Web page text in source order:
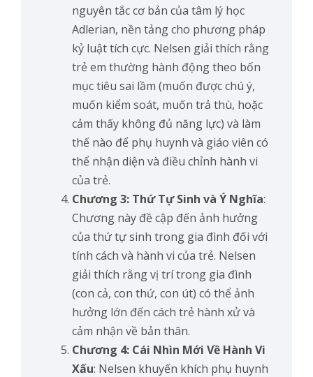
nguyên tắc cơ bản của tâm lý học
Adlerian, nền tảng cho phương pháp
kỷ luật tích cực. Nelsen giải thích rằng
trẻ em thường hành động theo bốn
mục tiêu sai lầm (muốn được chú ý,
muốn kiểm soát, muốn trả thù, hoặc
cảm thấy không đủ năng lực) và làm
thế nào để phụ huynh và giáo viên có
thể nhận diện và điều chỉnh hành vi
của trẻ.
Chương 3: Thứ Tự Sinh và Ý Nghĩa:
Chương này đề cập đến ảnh hưởng
của thứ tự sinh trong gia đình đối với
tính cách và hành vi của trẻ. Nelsen
giải thích rằng vị trí trong gia đình
(con cả, con thứ, con út) có thể ảnh
hưởng lớn đến cách trẻ hành xử và
cảm nhận về bản thân.
Chương 4: Cái Nhìn Mới Về Hành Vi
Xấu: Nelsen khuyến khích phụ huynh